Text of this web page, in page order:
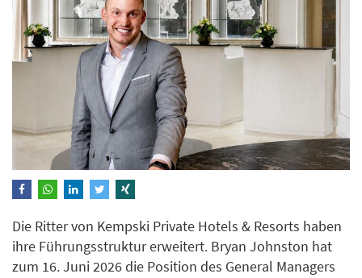
Die Ritter von Kempski Private Hotels & Resorts haben
ihre Führungsstruktur erweitert. Bryan Johnston hat
zum 16. Juni 2026 die Position des General Managers